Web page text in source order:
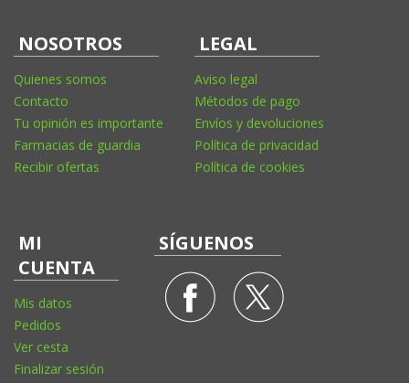
NOSOTROS
Quienes somos
Contacto
Tu opinión es importante
Farmacias de guardia
Recibir ofertas
LEGAL
Aviso legal
Métodos de pago
Envíos y devoluciones
Política de privacidad
Política de cookies
MI
CUENTA
Mis datos
Pedidos
Ver cesta
Finalizar sesión
SÍGUENOS